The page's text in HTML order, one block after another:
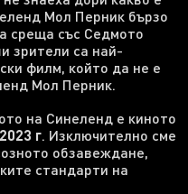
Мол Перник бързо
среща със Седмото
зрители са най-
филм, който да не е
Мол Перник.
на Синеленд е киното
г. Изключително сме
обзавеждане,
стандарти на